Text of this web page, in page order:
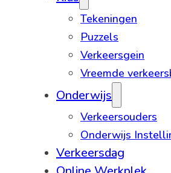
Tekeningen
Puzzels
Verkeersgein
Vreemde
Onderwijs
Verkeersouders
Onderwijs
Verkeersdag